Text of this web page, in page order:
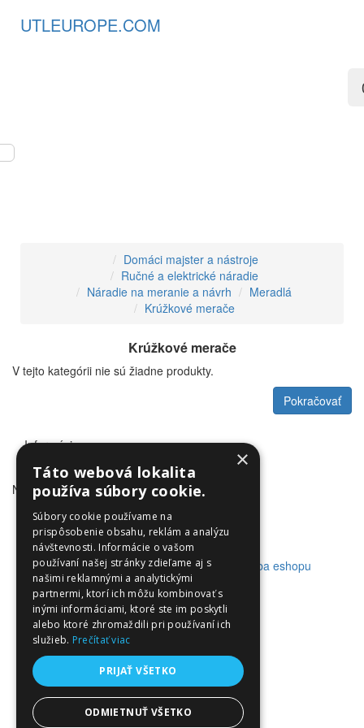
UTLEUROPE.COM
Domáci majster a nástroje
Ručné a elektrické náradie
Náradie na meranie a návrh
Meradlá
Krúžkové merače
Krúžkové merače
V tejto kategórii nie sú žiadne produkty.
Pokračovať
Informácie
NewsLetter
Zákaznícky servis
© Utleurope.com |NajReklama.sk - tvorba eshopu
×
Táto webová lokalita
používa súbory cookie.
Súbory cookie používame na
prispôsobenie obsahu, reklám a analýzu
návštevnosti. Informácie o vašom
používaní našej stránky zdieľame aj s
našimi reklamnými a analytickými
partnermi, ktorí ich môžu kombinovať s
inými informáciami, ktoré ste im poskytli
alebo ktoré zhromaždili pri používaní ich
služieb. Prečítať viac
PRIJAŤ VŠETKO
ODMIETNUŤ VŠETKO